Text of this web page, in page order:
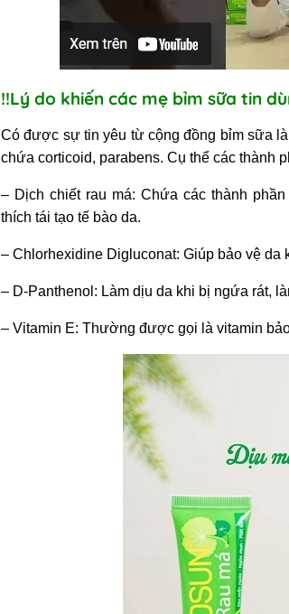
!!Lý do khiến các mẹ bỉm sữa tin
Có được sự tin yêu từ cộng đồng bỉm sữa
chứa corticoid, parabens. Cụ thể các thành
– Dịch chiết rau má: Chứa các thành
thích tái tạo tế bào da.
– Chlorhexidine Digluconat: Giúp bảo vệ da
– D-Panthenol: Làm dịu da khi bị ngứa rát,
– Vitamin E: Thường được gọi là vitamin